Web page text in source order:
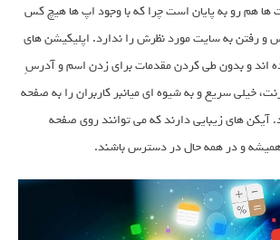
ها هم رو به پایان است چرا که با وجود اپ ها هیچ کس
رفتن به سایت مورد نظرش را ندارد. اپلیکیشن های
اند و بدون طی کردن مقدمات برای زدن اسم و آدرسِ
خیلی سریع و به شیوه ای میانبر کاربران را به صفحه
آیکن های زیبایی دارند که می توانند روی صفحه
و در همه حال در دسترس باشند.